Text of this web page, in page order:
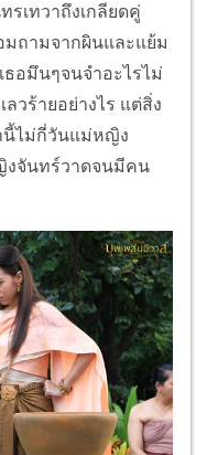
เทวาถึงเกลียดคู่
มถามจากผินและแย้ม
อมึนๆจนจำอะไรไม่
วร้ายอย่างไร แต่สิ่ง
นี้ไม่กี่วันแม่หญิง
งจันทร์วาดจนมีคน